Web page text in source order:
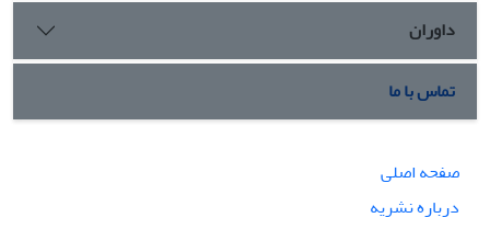
داوران
تماس با ما
صفحه اصلی
درباره نشریه